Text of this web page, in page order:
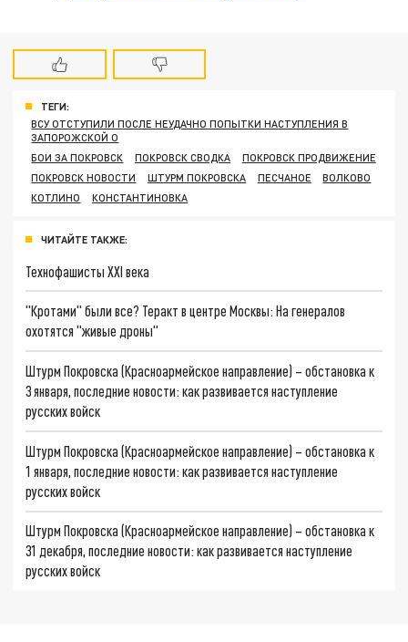
ТЕГИ:
ВСУ ОТСТУПИЛИ ПОСЛЕ НЕУДАЧНО ПОПЫТКИ НАСТУПЛЕНИЯ В
ЗАПОРОЖСКОЙ О
БОИ ЗА ПОКРОВСК
ПОКРОВСК СВОДКА
ПОКРОВСК ПРОДВИЖЕНИЕ
ПОКРОВСК НОВОСТИ
ШТУРМ ПОКРОВСКА ПЕСЧАНОЕ
ВОЛКОВО
КОТЛИНО
КОНСТАНТИНОВКА
ЧИТАЙТЕ ТАКЖЕ:
Технофашисты XXI века
"Кротами" были все? Теракт в центре Москвы: На генералов
охотятся "живые дроны"
Штурм Покровска (Красноармейское направление) – обстановка к
3 января, последние новости: как развивается наступление
русских войск
Штурм Покровска (Красноармейское направление) – обстановка к
1 января, последние новости: как развивается наступление
русских войск
Штурм Покровска (Красноармейское направление) – обстановка к
31 декабря, последние новости: как развивается наступление
русских войск